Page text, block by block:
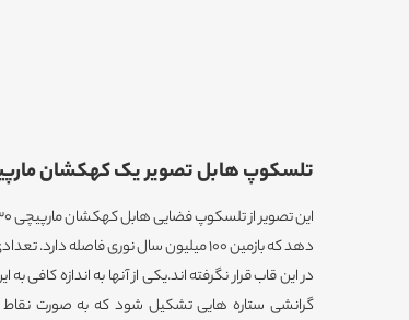
تلسکوپ هابل تصویر یک کهکشان
دهد که بازمین ۱۰۰ میلیون سال نوری
گرانشی ستاره هایی تشکیل شود که به صورت نقاط